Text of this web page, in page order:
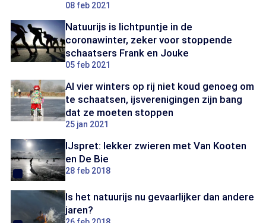
08 feb 2021
Natuurijs is lichtpuntje in de
coronawinter, zeker voor stoppende
schaatsers Frank en Jouke
05 feb 2021
Al vier winters op rij niet koud genoeg om
te schaatsen, ijsverenigingen zijn bang
dat ze moeten stoppen
25 jan 2021
IJspret: lekker zwieren met Van Kooten
en De Bie
28 feb 2018
Is het natuurijs nu gevaarlijker dan andere
jaren?